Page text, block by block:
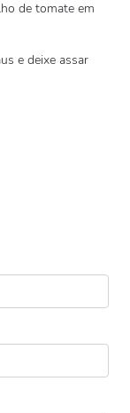
de tomate em
e deixe assar